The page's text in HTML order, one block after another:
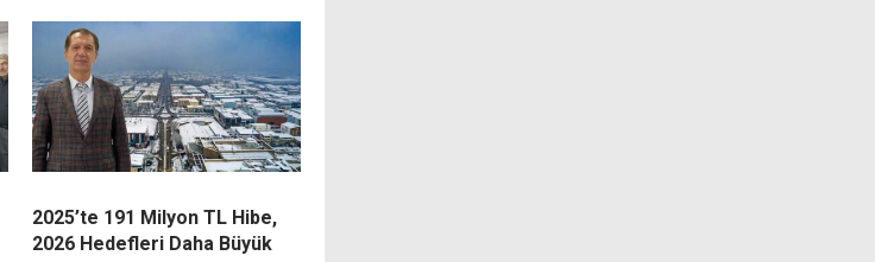
2025’te 191 Milyon TL Hibe,
2026 Hedefleri Daha Büyük